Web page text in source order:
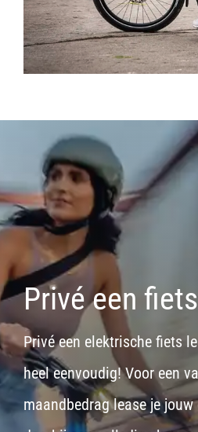
Privé een
Privé een elektrische fiets
heel eenvoudig! Voor een
maandbedrag lease je